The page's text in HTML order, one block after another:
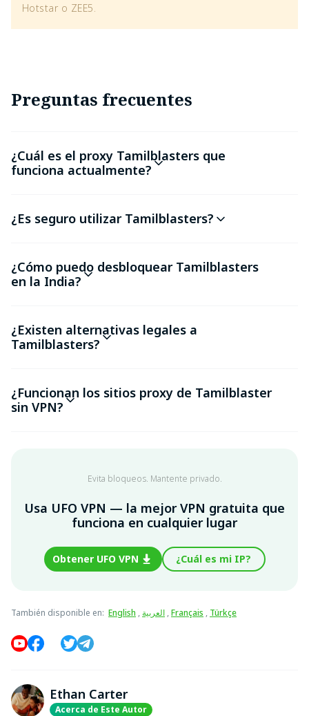
Hotstar o ZEE5.
Preguntas frecuentes
¿Cuál es el proxy Tamilblasters que
funciona actualmente?
¿Es seguro utilizar Tamilblasters?
¿Cómo puedo desbloquear Tamilblasters
en la India?
¿Existen alternativas legales a
Tamilblasters?
¿Funcionan los sitios proxy de Tamilblaster
sin VPN?
Evita bloqueos. Mantente privado.
Usa UFO VPN — la mejor VPN gratuita que
funciona en cualquier lugar
Obtener UFO VPN ¿Cuál es mi IP?
También disponible en: English , العربية,Français , Türkçe
Ethan Carter
Acerca de Este Autor